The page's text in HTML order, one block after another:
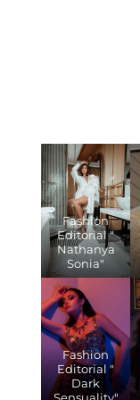
Fashion
Editorial "
Nathanya
Sonia"
Fashion
Editorial "
Dark
Sensuality"